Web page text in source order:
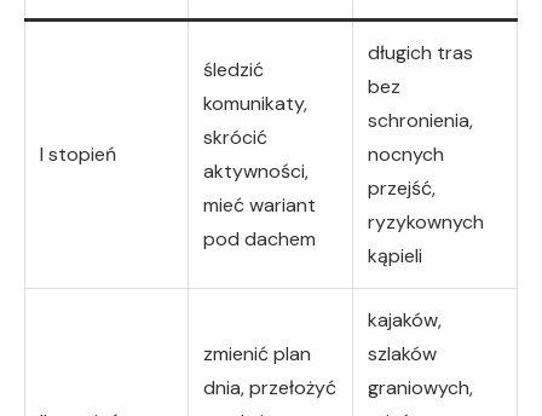
I stopień
śledzić
komunikaty,
skrócić
aktywności,
mieć wariant
pod dachem
długich tras
bez
schronienia,
nocnych
przejść,
ryzykownych
kąpieli
zmienić plan
dnia, przełożyć
kajaków,
szlaków
graniowych,